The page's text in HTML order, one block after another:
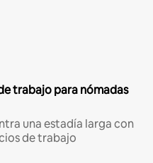
trabajo para nómadas
una estadía larga con
de trabajo